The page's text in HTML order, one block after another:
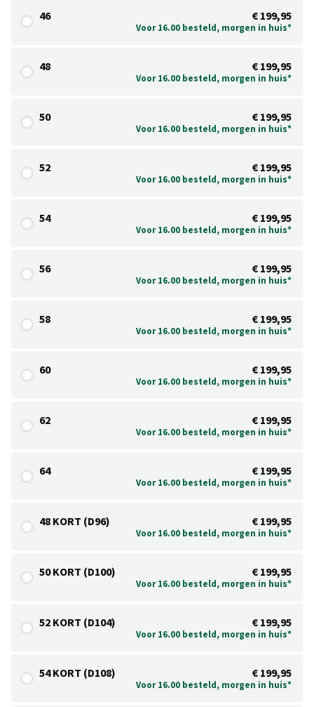
46 € 199,95
Voor 16.00 besteld, morgen in huis*
48 € 199,95
Voor 16.00 besteld, morgen in huis*
50 € 199,95
Voor 16.00 besteld, morgen in huis*
52 € 199,95
Voor 16.00 besteld, morgen in huis*
54 € 199,95
Voor 16.00 besteld, morgen in huis*
56 € 199,95
Voor 16.00 besteld, morgen in huis*
58 € 199,95
Voor 16.00 besteld, morgen in huis*
60 € 199,95
Voor 16.00 besteld, morgen in huis*
62 € 199,95
Voor 16.00 besteld, morgen in huis*
64 € 199,95
Voor 16.00 besteld, morgen in huis*
48 KORT (D96) € 199,95
Voor 16.00 besteld, morgen in huis*
50 KORT (D100) € 199,95
Voor 16.00 besteld, morgen in huis*
52 KORT (D104) € 199,95
Voor 16.00 besteld, morgen in huis*
54 KORT (D108) € 199,95
Voor 16.00 besteld, morgen in huis*